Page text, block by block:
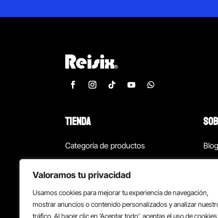
Valoramos tu privacidad
Usamos cookies para mejorar tu experiencia de navegación,
mostrar anuncios o contenido personalizados y analizar
tráfico. Al hacer clic en ‘Aceptar todo’, aceptas el uso de cookies.
TIENDA
Categoría de productos
¡Las mejores ofertas!
Back to school
Blog